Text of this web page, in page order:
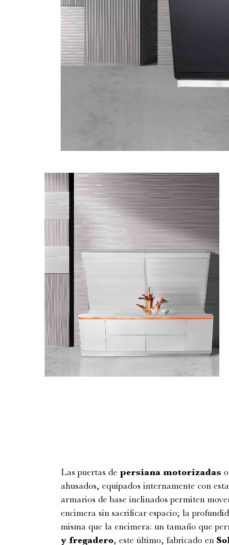
Las puertas de persiana motorizadas
ahusados, equipados internamente con
armarios de base inclinados permiten
encimera sin sacrificar espacio; la
misma que la encimera: un tamaño que
y fregadero, este último, fabricado en